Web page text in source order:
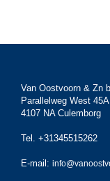
Van Oostvoorn & Zn
Parallelweg West 45A
4107 NA Culemborg
Tel. +31345515262
E-mail: